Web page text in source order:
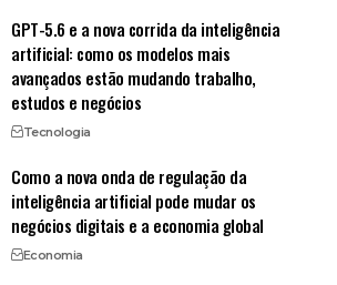
GPT-5.6 e a nova corrida da inteligência
artificial: como os modelos mais
avançados estão mudando trabalho,
estudos e negócios
Tecnologia
Como a nova onda de regulação da
inteligência artificial pode mudar os
negócios digitais e a economia global
Economia